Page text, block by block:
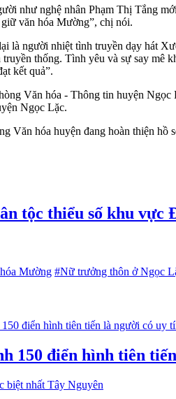
như nghệ nhân Phạm Thị Tắng
văn hóa Mường”, chị nói.
là người nhiệt tình truyền dạy hát
thống. Tình yêu và sự say mê
kết quả”.
Văn hóa - Thông tin huyện Ngọc
Ngọc Lặc.
Văn hóa huyện đang hoàn thiện
tộc thiểu số khu vực
Mường #Nữ trưởng thôn ở Ngọc
150 điển hình tiên